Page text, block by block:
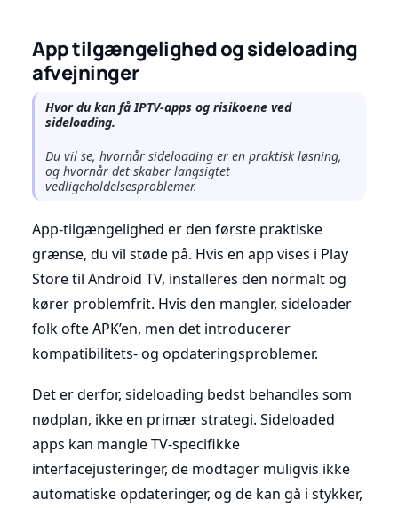
App tilgængelighed og sideloading
afvejninger
Hvor du kan få IPTV-apps og risikoene ved
sideloading.
Du vil se, hvornår sideloading er en praktisk løsning,
og hvornår det skaber langsigtet
vedligeholdelsesproblemer.
App-tilgængelighed er den første praktiske
grænse, du vil støde på. Hvis en app vises i Play
Store til Android TV, installeres den normalt og
kører problemfrit. Hvis den mangler, sideloader
folk ofte APK’en, men det introducerer
kompatibilitets- og opdateringsproblemer.
Det er derfor, sideloading bedst behandles som
nødplan, ikke en primær strategi. Sideloaded
apps kan mangle TV-specifikke
interfacejusteringer, de modtager muligvis ikke
automatiske opdateringer, og de kan gå i stykker,